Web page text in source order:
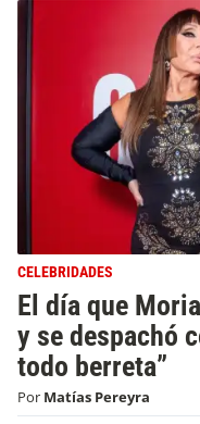
CELEBRIDADES
El día que
y se despachó
todo berreta”
Por Matías Pereyra